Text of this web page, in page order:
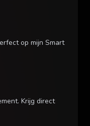
op mijn Smart
Krijg direct